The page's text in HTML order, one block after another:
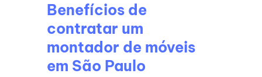
Benefícios de
contratar um
montador de móveis
em São Paulo